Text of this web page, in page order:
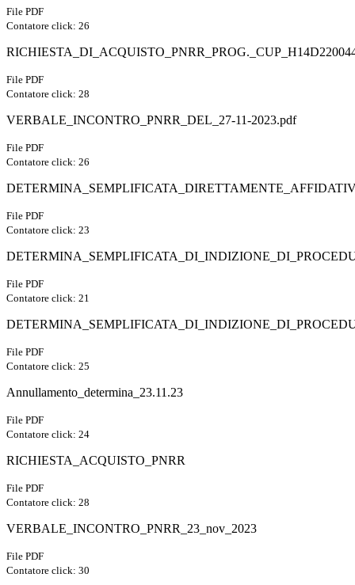
File PDF
Contatore click: 26
File PDF
Contatore click: 28
VERBALE_INCONTRO_PNRR_DEL_27-11-2023.pdf
File PDF
Contatore click: 26
File PDF
Contatore click: 23
File PDF
Contatore click: 21
File PDF
Contatore click: 25
Annullamento_determina_23.11.23
File PDF
Contatore click: 24
RICHIESTA_ACQUISTO_PNRR
File PDF
Contatore click: 28
VERBALE_INCONTRO_PNRR_23_nov_2023
File PDF
Contatore click: 30